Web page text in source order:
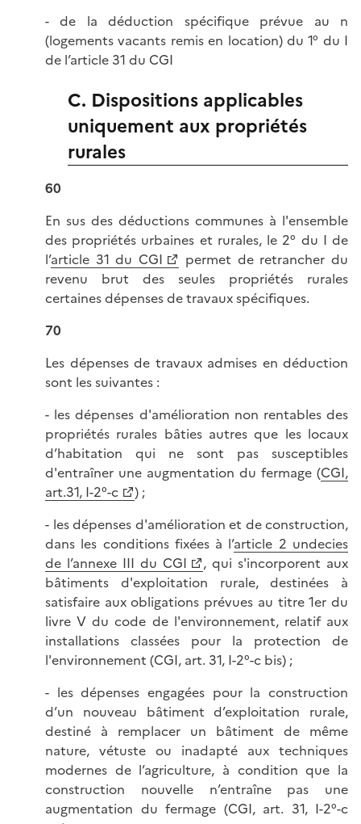
- de la déduction spécifique prévue au n
(logements vacants remis en location) du 1° du I
de l’article 31 du CGI
C. Dispositions applicables
uniquement aux propriétés
rurales
60
En sus des déductions communes à l'ensemble
des propriétés urbaines et rurales, le 2° du I de
l’article 31 du CGI
permet de retrancher du
revenu brut des seules propriétés rurales
certaines dépenses de travaux spécifiques.
70
Les dépenses de travaux admises en déduction
sont les suivantes :
- les dépenses d'amélioration non rentables des
propriétés rurales bâties autres que les locaux
d’habitation qui ne sont pas susceptibles
d'entraîner une augmentation du fermage (CGI,
art.31, I-2°-c
) ;
- les dépenses d'amélioration et de construction,
dans les conditions fixées à l’article 2 undecies
de l’annexe III du CGI
, qui s'incorporent aux
bâtiments d'exploitation rurale, destinées à
satisfaire aux obligations prévues au titre 1er du
livre V du code de l'environnement, relatif aux
installations classées pour la protection de
l'environnement (CGI, art. 31, I-2°-c bis) ;
- les dépenses engagées pour la construction
d’un nouveau bâtiment d’exploitation rurale,
destiné à remplacer un bâtiment de même
nature, vétuste ou inadapté aux techniques
modernes de l’agriculture, à condition que la
construction nouvelle n’entraîne pas une
augmentation du fermage (CGI, art. 31, I-2°-c